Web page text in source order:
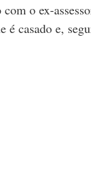
o ex-
casado e,